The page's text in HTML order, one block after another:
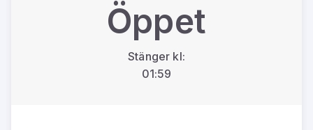
Öppet
Stänger kl:
01:59